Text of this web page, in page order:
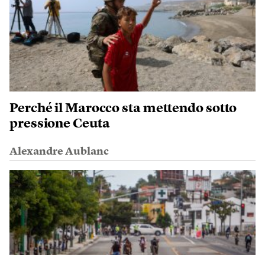
Perché il Marocco sta mettendo sotto
pressione Ceuta
Alexandre Aublanc